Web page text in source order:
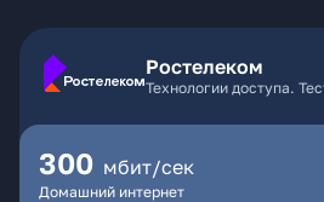
Ростелеком
Технологии доступа.
300 мбит/сек
Домашний интернет